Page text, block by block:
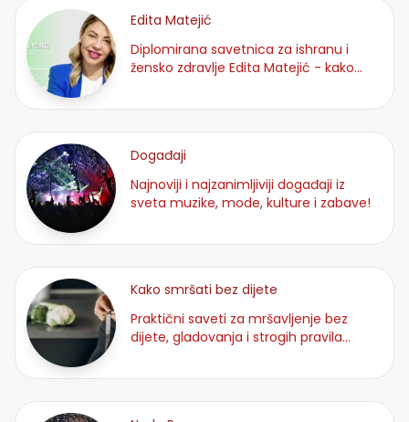
Edita Matejić
Diplomirana savetnica za ishranu i
žensko zdravlje Edita Matejić - kako
Događaji
Najnoviji i najzanimljiviji događaji iz
sveta muzike, mode, kulture i zabave!
Kako smršati bez dijete
Praktični saveti za mršavljenje bez
dijete, gladovanja i strogih pravila